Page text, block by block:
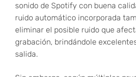
sonido de Spotify con buena
ruido automático incorporada
eliminar el posible ruido que
grabación, brindándole
salida.